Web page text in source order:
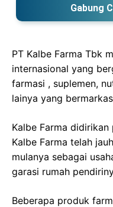
Gabung
PT Kalbe Farma Tbk
internasional yang
farmasi , suplemen,
lainya yang
Kalbe Farma didirikan
Kalbe Farma telah
mulanya sebagai
garasi rumah
Beberapa produk